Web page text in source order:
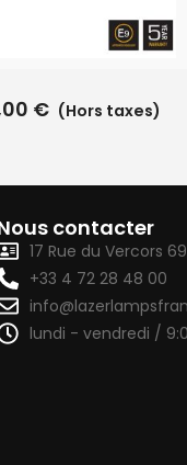
€ (Hors taxes)
contacter
17 Rue du Vercors
+33 4 72 28 48 00
lundi - vendredi /